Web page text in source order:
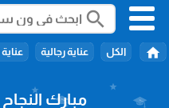
search
home الكل عناية رجالية
مبارك